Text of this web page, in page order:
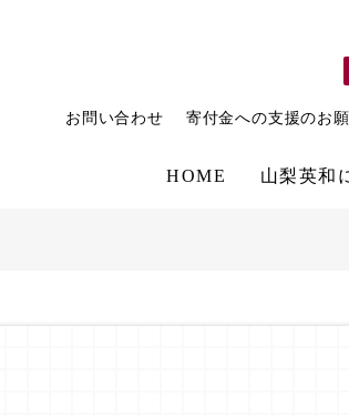
お問い合わせ 寄付金への支援のお
HOME 山梨英和